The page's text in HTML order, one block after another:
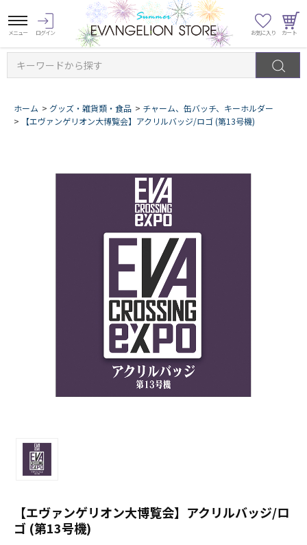
キーワードから探す
ホーム > グッズ・雑貨類・食品 > チャーム、缶バッチ、キーホルダー
>
【エヴァンゲリオン大博覧会】アクリルバッジ/ロゴ (第13号機)
【エヴァンゲリオン大博覧会】アクリルバッジ/ロ
ゴ (第13号機)